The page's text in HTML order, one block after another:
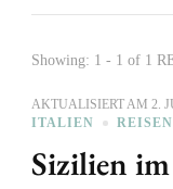
Showing: 1 - 1 of 1
AKTUALISIERT AM 2.
ITALIEN
REISEN
Sizilien